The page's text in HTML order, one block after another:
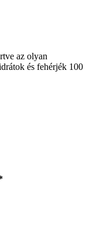
az olyan
és fehérjék 100